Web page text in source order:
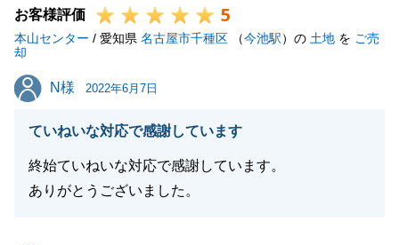
お客様評価 5
本山センター / 愛知県 名古屋市千種区 （今池駅）の 土地 を ご売
却
N様
N様 2022年6月7日
ていねいな対応で感謝しています
終始ていねいな対応で感謝しています。
ありがとうございました。